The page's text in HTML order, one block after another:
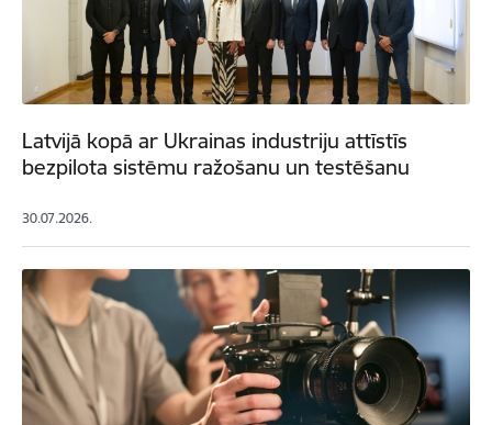
Latvijā kopā ar Ukrainas industriju attīstīs
bezpilota sistēmu ražošanu un testēšanu
30.07.2026.